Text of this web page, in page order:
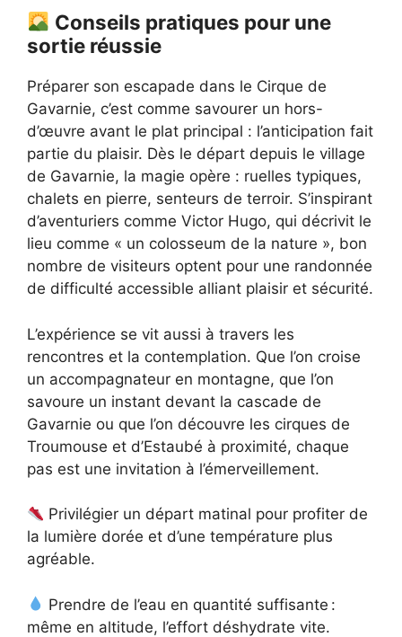
Conseils pratiques pour une
sortie réussie
Préparer son escapade dans le Cirque de
Gavarnie, c’est comme savourer un hors-
d’œuvre avant le plat principal : l’anticipation fait
partie du plaisir. Dès le départ depuis le village
de Gavarnie, la magie opère : ruelles typiques,
chalets en pierre, senteurs de terroir. S’inspirant
d’aventuriers comme Victor Hugo, qui décrivit le
lieu comme « un colosseum de la nature », bon
nombre de visiteurs optent pour une randonnée
de difficulté accessible alliant plaisir et sécurité.
L’expérience se vit aussi à travers les
rencontres et la contemplation. Que l’on croise
un accompagnateur en montagne, que l’on
savoure un instant devant la cascade de
Gavarnie ou que l’on découvre les cirques de
Troumouse et d’Estaubé à proximité, chaque
pas est une invitation à l’émerveillement.
Privilégier un départ matinal pour profiter de
la lumière dorée et d’une température plus
agréable.
Prendre de l’eau en quantité suffisante :
même en altitude, l’effort déshydrate vite.